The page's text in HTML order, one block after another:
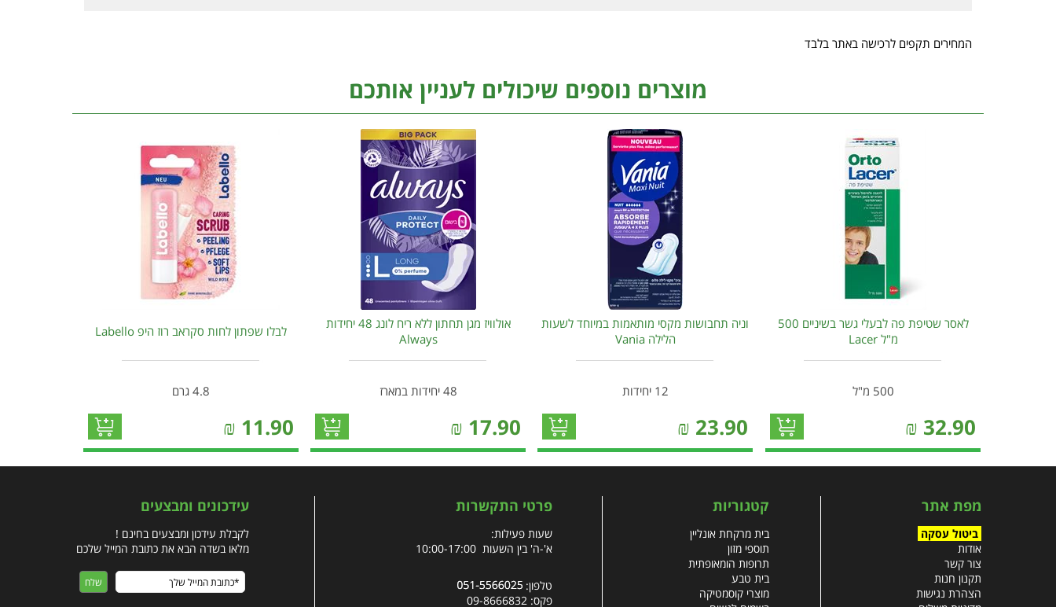
המחירים תקפים לרכישה באתר בלבד
מוצרים נוספים שיכולים לעניין אותכם
לאסר שטיפת פה לבעלי גשר בשיניים 500
מ"ל Lacer
500 מ"ל
32.90
₪
וניה תחבושות מקסי מותאמות במיוחד לשעות
הלילה Vania
12 יחידות
23.90
₪
אולוויז מגן תחתון ללא ריח לונג 48 יחידות
Always
48 יחידות במארז
17.90
₪
לבלו שפתון לחות סקראב רוז היפ Labello
4.8 גרם
11.90
₪
מפת אתר
ביטול עסקה
אודות
צור קשר
תקנון חנות
הצהרת נגישות
קטגוריות
בית מרקחת אונליין
תוספי מזון
תרופות הומאופתית
בית טבע
מוצרי קוסמטיקה
פרטי התקשרות
שעות פעילות:
א'-ה' בין השעות 10:00-17:00
טלפון:
פקס: 09-8666832
עידכונים ומבצעים
לקבלת עידכון ומבצעים בחינם !
מלאו בשדה הבא את כתובת המייל שלכם